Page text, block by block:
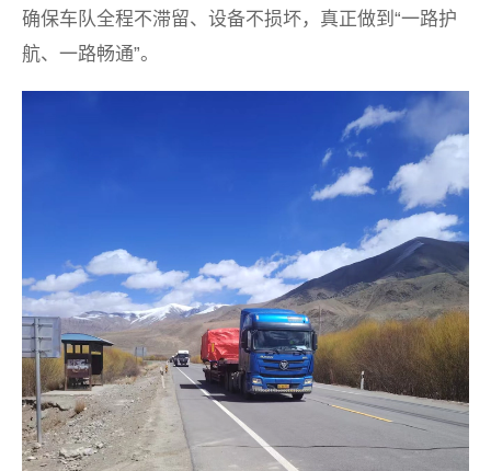
确保车队全程不滞留、设备不损坏，真正做到“一路护
航、一路畅通”。